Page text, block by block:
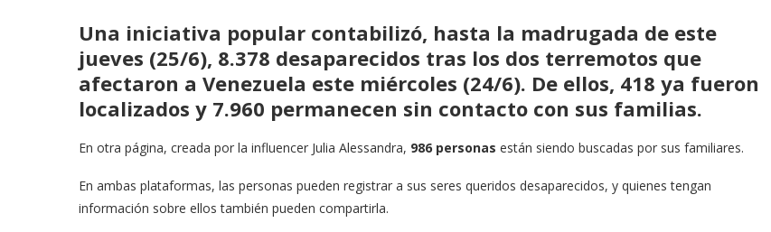
Una iniciativa popular contabilizó, hasta la madrugada de este
jueves (25/6), 8.378 desaparecidos tras los dos terremotos que
afectaron a Venezuela este miércoles (24/6). De ellos, 418 ya fueron
localizados y 7.960 permanecen sin contacto con sus familias.
En otra página, creada por la influencer Julia Alessandra, 986 personas están siendo buscadas por sus familiares.
En ambas plataformas, las personas pueden registrar a sus seres queridos desaparecidos, y quienes tengan
información sobre ellos también pueden compartirla.